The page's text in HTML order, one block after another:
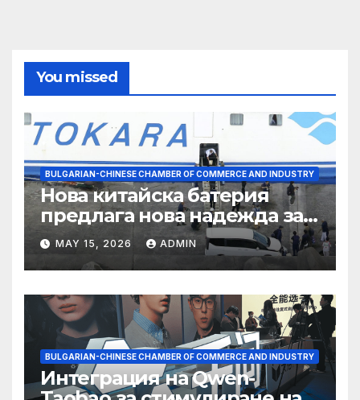
You missed
BULGARIAN-CHINESE CHAMBER OF COMMERCE AND INDUSTRY
Нова китайска батерия
предлага нова надежда за
съхранение на водород
MAY 15, 2026 ADMIN
BULGARIAN-CHINESE CHAMBER OF COMMERCE AND INDUSTRY
Интеграция на Qwen-